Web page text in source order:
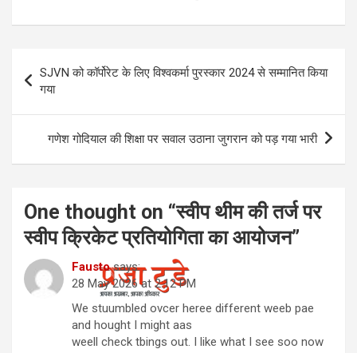
navigation
SJVN को कॉर्पोरेट के लिए विश्वकर्मा पुरस्कार 2024 से सम्मानित किया
गया
गणेश गोदियाल की शिक्षा पर सवाल उठाना जुगरान को पड़ गया भारी
One thought on “स्वीप थीम की तर्ज पर
स्वीप क्रिकेट प्रतियोगिता का आयोजन”
Fausto says:
28 May 2026 at 2:12 PM
We stuumbled ovcer heree different weeb pae
and hought I might aas
weell check tbings out. I like what I see soo now